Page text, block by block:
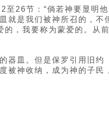
26节：“倘若神要显明
就是我们被神所召的，不
，我要称为蒙爱的。从
皿。但是保罗引用旧约
被神收纳，成为神的子民